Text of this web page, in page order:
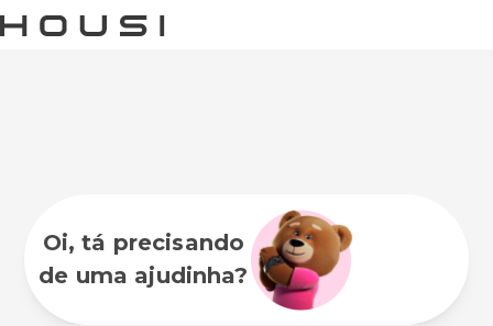
Oi, tá precisando
de uma ajudinha?